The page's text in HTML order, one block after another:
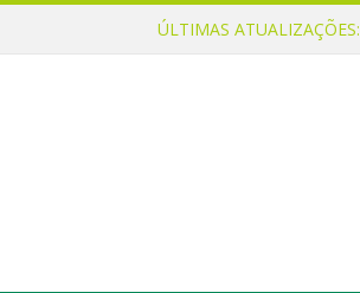
ÚLTIMAS ATUALIZAÇÕES: